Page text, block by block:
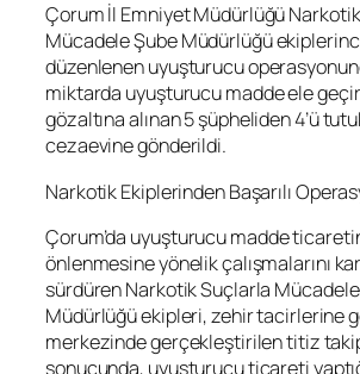
Çorum İl Emniyet Müdürlüğü
Mücadele Şube Müdürlüğü
düzenlenen uyuşturucu
miktarda uyuşturucu madde ele
gözaltına alınan 5 şüpheliden 4’ü
cezaevine gönderildi.
Narkotik Ekiplerinden Başarılı
Çorum’da uyuşturucu madde
önlenmesine yönelik çalışmalarını
sürdüren Narkotik Suçlarla
Müdürlüğü ekipleri, zehir tacirlerine
merkezinde gerçekleştirilen titiz
sonucunda, uyuşturucu ticareti